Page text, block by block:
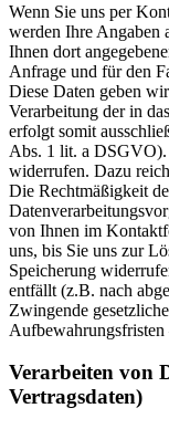
Wenn Sie uns per
werden Ihre Angaben
Ihnen dort
Anfrage und für den
Diese Daten geben
Verarbeitung der in
erfolgt somit
Abs. 1 lit. a
widerrufen. Dazu
Die Rechtmäßigkeit
von Ihnen im
uns, bis Sie uns zur
Speicherung
entfällt (z.B. nach
Zwingende
Verarbeiten von
Vertragsdaten)